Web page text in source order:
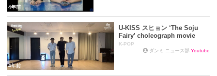
4年前
4年前
U-KISS スヒョン ‘The Soju
Fairy’ choleograph movie
K-POP
ダンミ ニュース部 Youtube